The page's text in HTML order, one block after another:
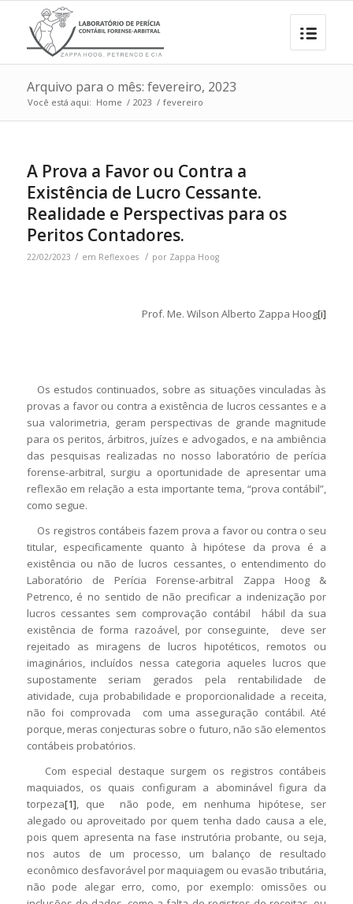
Arquivo para o mês: fevereiro, 2023
Você está aqui: Home / 2023 / fevereiro
A Prova a Favor ou Contra a
Existência de Lucro Cessante.
Realidade e Perspectivas para os
Peritos Contadores.
22/02/2023 / em Reflexoes / por Zappa Hoog
Prof. Me. Wilson Alberto Zappa Hoog[i]
Os estudos continuados, sobre as situações vinculadas às
provas a favor ou contra a existência de lucros cessantes e a
sua valorimetria, geram perspectivas de grande magnitude
para os peritos, árbitros, juízes e advogados, e na ambiência
das pesquisas realizadas no nosso laboratório de perícia
forense-arbitral, surgiu a oportunidade de apresentar uma
reflexão em relação a esta importante tema, “prova contábil”,
como segue.
Os registros contábeis fazem prova a favor ou contra o seu
titular, especificamente quanto à hipótese da prova é a
existência ou não de lucros cessantes, o entendimento do
Laboratório de Perícia Forense-arbitral Zappa Hoog &
Petrenco, é no sentido de não precificar a indenização por
lucros cessantes sem comprovação contábil hábil da sua
existência de forma razoável, por conseguinte, deve ser
rejeitado as miragens de lucros hipotéticos, remotos ou
imaginários, incluídos nessa categoria aqueles lucros que
supostamente seriam gerados pela rentabilidade de
atividade, cuja probabilidade e proporcionalidade a receita,
não foi comprovada com uma asseguração contábil. Até
porque, meras conjecturas sobre o futuro, não são elementos
contábeis probatórios.
Com especial destaque surgem os registros contábeis
maquiados, os quais configuram a abominável figura da
torpeza[1], que não pode, em nenhuma hipótese, ser
alegado ou aproveitado por quem tenha dado causa a ele,
pois quem apresenta na fase instrutória probante, ou seja,
nos autos de um processo, um balanço de resultado
econômico desfavorável por maquiagem ou evasão tributária,
não pode alegar erro, como, por exemplo: omissões ou